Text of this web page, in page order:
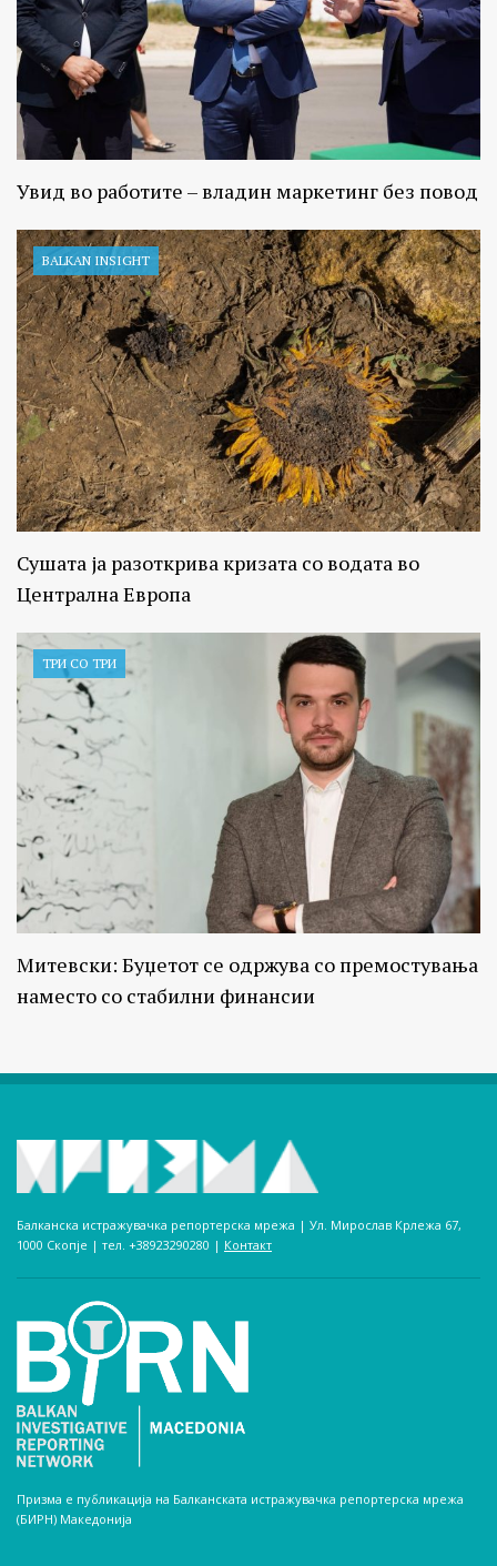
Увид во работите – владин маркетинг без повод
BALKAN INSIGHT
Сушата ја разоткрива кризата со водата во
Централна Европа
ТРИ СО ТРИ
Митевски: Буџетот се одржува со премостувања
наместо со стабилни финансии
Балканска истражувачка репортерска мрежа | Ул. Мирослав Крлежа 67,
1000 Скопје | тел. +38923290280­ | Контакт
Призма е публикација на Балканската истражувачка репортерска мрежа
(БИРН) Македонија